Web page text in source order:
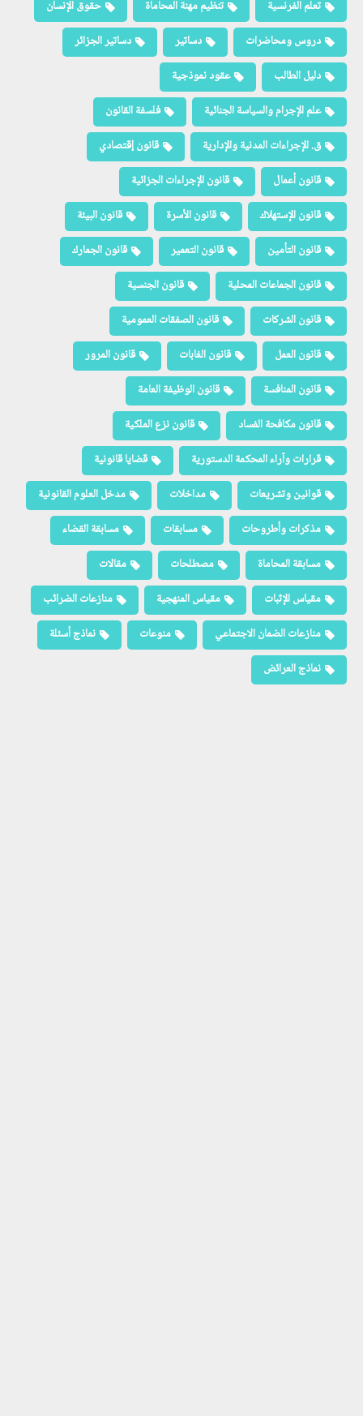
تعلم الفرنسية تنظيم مهنة المحاماة
حقوق الإنسان
دروس ومحاضرات
دساتير
دساتير الجزائر
دليل الطالب
عقود نموذجية
علم الإجرام والسياسة الجنائية
فلسفة القانون
ق. الإجراءات المدنية والإدارية
قانون إقتصادي
قانون أعمال
قانون الإجراءات الجزائية
قانون الإستهلاك
قانون الأسرة
قانون البيئة
قانون التأمين
قانون التعمير
قانون الجمارك
قانون الجماعات المحلية
قانون الجنسية
قانون الشركات
قانون الصفقات العمومية
قانون العمل
قانون الغابات
قانون المرور
قانون المنافسة
قانون الوظيفة العامة
قانون مكافحة الفساد
قانون نزع الملكية
قرارات وآراء المحكمة الدستورية
قضايا قانونية
قوانين وتشريعات
مداخلات
مدخل العلوم القانونية
مذكرات وأطروحات
مسابقات
مسابقة القضاء
مسابقة المحاماة
مصطلحات
مقالات
مقياس الإثبات
مقياس المنهجية
منازعات الضرائب
منازعات الضمان الاجتماعي
منوعات
نماذج أسئلة
نماذج العرائض